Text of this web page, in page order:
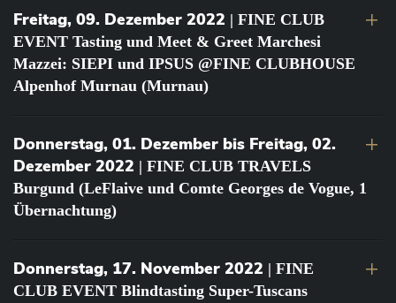
Freitag, 09. Dezember 2022 | FINE CLUB
EVENT Tasting und Meet & Greet Marchesi
Mazzei: SIEPI und IPSUS @FINE CLUBHOUSE
Alpenhof Murnau (Murnau)
Donnerstag, 01. Dezember bis Freitag, 02.
Dezember 2022 | FINE CLUB TRAVELS
Burgund (LeFlaive und Comte Georges de Vogue, 1
Übernachtung)
Donnerstag, 17. November 2022 | FINE
CLUB EVENT Blindtasting Super-Tuscans